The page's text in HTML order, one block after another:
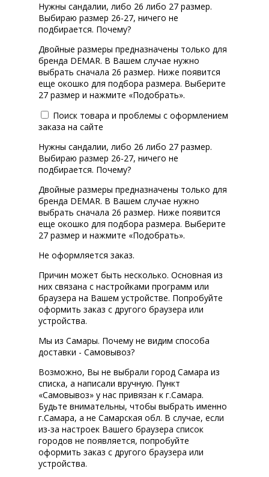
Нужны сандалии, либо 26 либо 27 размер.
Выбираю размер 26-27, ничего не
подбирается. Почему?
Двойные размеры предназначены только для
бренда DEMAR. В Вашем случае нужно
выбрать сначала 26 размер. Ниже появится
еще окошко для подбора размера. Выберите
27 размер и нажмите «Подобрать».
Поиск товара и проблемы с оформлением
заказа на сайте
Нужны сандалии, либо 26 либо 27 размер.
Выбираю размер 26-27, ничего не
подбирается. Почему?
Двойные размеры предназначены только для
бренда DEMAR. В Вашем случае нужно
выбрать сначала 26 размер. Ниже появится
еще окошко для подбора размера. Выберите
27 размер и нажмите «Подобрать».
Не оформляется заказ.
Причин может быть несколько. Основная из
них связана с настройками программ или
браузера на Вашем устройстве. Попробуйте
оформить заказ с другого браузера или
устройства.
Мы из Самары. Почему не видим способа
доставки - Самовывоз?
Возможно, Вы не выбрали город Самара из
списка, а написали вручную. Пункт
«Самовывоз» у нас привязан к г.Самара.
Будьте внимательны, чтобы выбрать именно
г.Самара, а не Самарская обл. В случае, если
из-за настроек Вашего браузера список
городов не появляется, попробуйте
оформить заказ с другого браузера или
устройства.